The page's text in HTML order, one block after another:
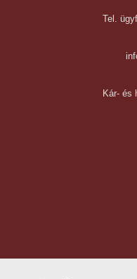
Tel.
Kár- és